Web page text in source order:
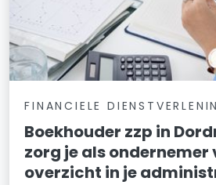
FINANCIELE
Boekhouder zzp in
zorg je als ondernemer
overzicht in je